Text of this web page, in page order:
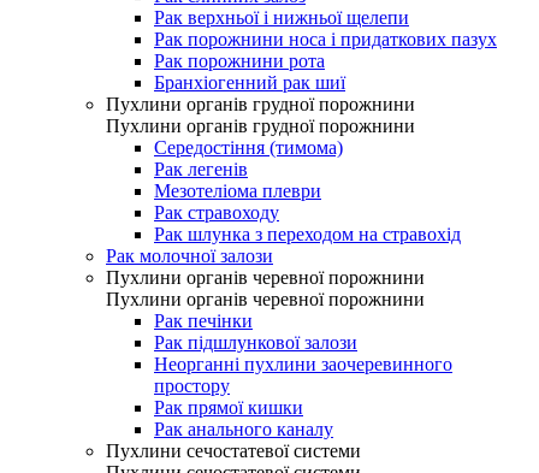
Рак верхньої і нижньої щелепи
Рак порожнини носа і придаткових пазух
Рак порожнини рота
Бранхіогенний рак шиї
Пухлини органів грудної порожнини
Пухлини органів грудної порожнини
Середостіння (тимома)
Рак легенів
Мезотеліома плеври
Рак стравоходу
Рак шлунка з переходом на стравохід
Рак молочної залози
Пухлини органів черевної порожнини
Пухлини органів черевної порожнини
Рак печінки
Рак підшлункової залози
Неорганні пухлини заочеревинного
простору
Рак прямої кишки
Рак анального каналу
Пухлини сечостатевої системи